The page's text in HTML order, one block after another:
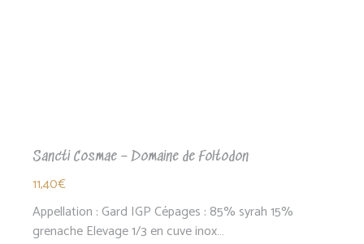
Sancti Cosmae – Domaine de Foltodon
11,40€
Appellation : Gard IGP Cépages : 85% syrah 15%
grenache Elevage 1/3 en cuve inox…